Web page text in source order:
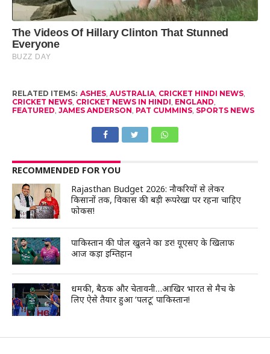
RELATED ITEMS: ASHES, AUSTRALIA, CRICKET HINDI NEWS,
CRICKET NEWS, CRICKET NEWS IN HINDI ENGLAND
FEATURED JAMES ANDERSON PAT CUMMINS, SPORTS NEWS
RECOMMENDED FOR YOU
Rajasthan Budget 2026: नौकरियों से लेकर
किसानों तक, विकास की बड़ी रूपरेखा पर रहना चाहिए
फोकस!
पाकिस्तान की पोल खुलने का डर! यूएसए के खिलाफ
आज कड़ा इम्तिहान
धमकी, बैठक और चेतावनी…आखिर भारत से मैच के
लिए ऐसे तैयार हुआ ‘पलटू’ पाकिस्तान!